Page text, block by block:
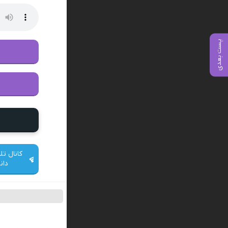
پست بعدی
کانال